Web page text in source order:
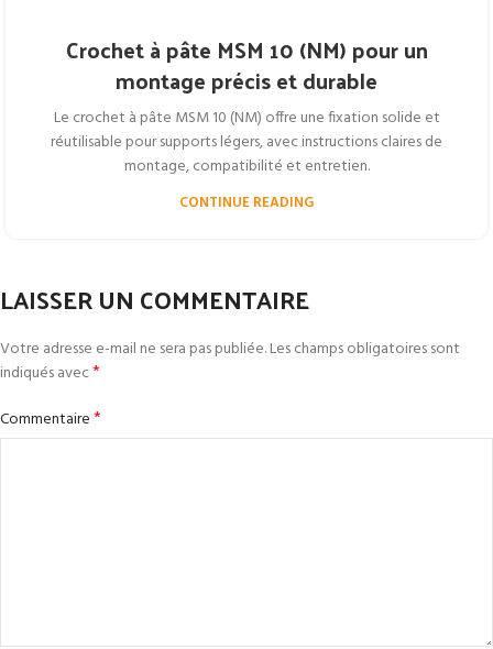
Crochet à pâte MSM 10 (NM) pour un
montage précis et durable
Le crochet à pâte MSM 10 (NM) offre une fixation solide et
réutilisable pour supports légers, avec instructions claires de
montage, compatibilité et entretien.
CONTINUE READING
LAISSER UN COMMENTAIRE
Votre adresse e-mail ne sera pas publiée.Les champs obligatoires sont
indiqués avec*
Commentaire*